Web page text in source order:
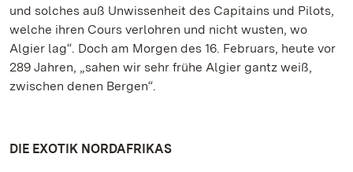
und solches auß Unwissenheit des Capitains und Pilots,
welche ihren Cours verlohren und nicht wusten, wo
Algier lag“. Doch am Morgen des 16. Februars, heute vor
289 Jahren, „sahen wir sehr frühe Algier gantz weiß,
zwischen denen Bergen“.
DIE EXOTIK NORDAFRIKAS